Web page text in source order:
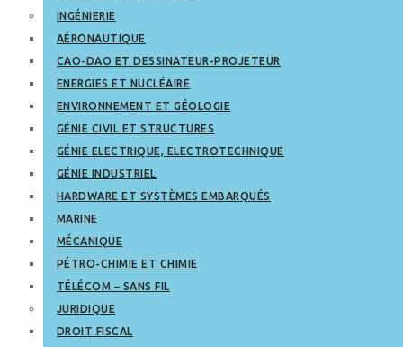
INGÉNIERIE
AÉRONAUTIQUE
CAO-DAO ET DESSINATEUR-PROJETEUR
ENERGIES ET NUCLÉAIRE
ENVIRONNEMENT ET GÉOLOGIE
GÉNIE CIVIL ET STRUCTURES
GÉNIE ELECTRIQUE, ELECTROTECHNIQUE
GÉNIE INDUSTRIEL
HARDWARE ET SYSTÈMES EMBARQUÉS
MARINE
MÉCANIQUE
PÉTRO-CHIMIE ET CHIMIE
TÉLÉCOM – SANS FIL
JURIDIQUE
DROIT FISCAL